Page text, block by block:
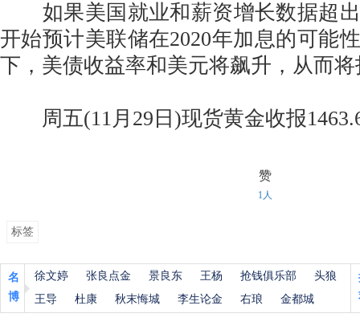
如果美国就业和薪资增长数据超出
开始预计美联储在2020年加息的可能
下，美债收益率和美元将飙升，从而
周五(11月29日)现货黄金收报
赞
1人
标签
名
博
徐文婷 张良点金 景良东 王杨 抢钱俱乐部
头狼
王导
杜康 秋末悔城 李生论金 右琅 金都城